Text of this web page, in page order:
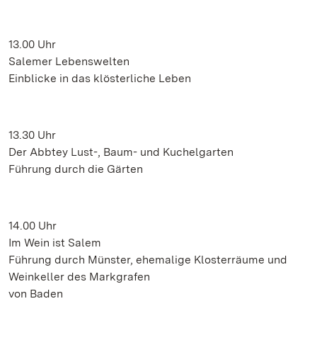
13.00 Uhr
Salemer Lebenswelten
Einblicke in das klösterliche Leben
13.30 Uhr
Der Abbtey Lust-, Baum- und Kuchelgarten
Führung durch die Gärten
14.00 Uhr
Im Wein ist Salem
Führung durch Münster, ehemalige Klosterräume und
Weinkeller des Markgrafen
von Baden